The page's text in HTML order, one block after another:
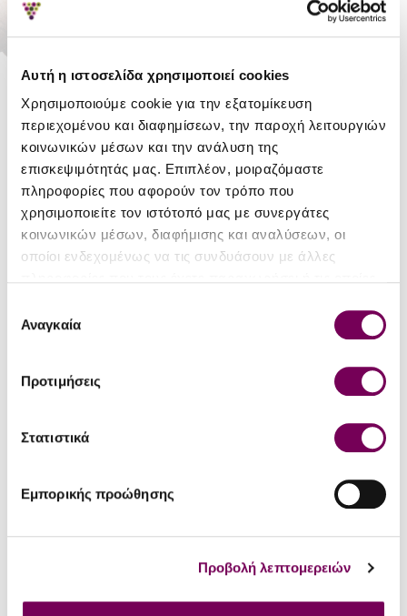
Αυτή η ιστοσελίδα χρησιμοποιεί cookies
Χρησιμοποιούμε cookie για την εξατομίκευση
περιεχομένου και διαφημίσεων, την παροχή λειτουργιών
κοινωνικών μέσων και την ανάλυση της
επισκεψιμότητάς μας. Επιπλέον, μοιραζόμαστε
πληροφορίες που αφορούν τον τρόπο που
χρησιμοποιείτε τον ιστότοπό μας με συνεργάτες
κοινωνικών μέσων, διαφήμισης και αναλύσεων, οι
οποίοι ενδεχομένως να τις συνδυάσουν με άλλες
των υπηρεσιών τους.
συγκατάθεσης
Αναγκαία
Προτιμήσεις
Στατιστικά
Εμπορικής προώθησης
Προβολή λεπτομερειών
Είδος
Ησυχος Ξηρός
Τύπος
Ποικιλιακός Οίνος
Περιοχή
Μετέωρα
Ποικιλία
Αγιωργίτικο
Cabernet Sauvignon
Εσοδεία
Αλκοολικός
τίτλος
13.5%
φιάλης (lt)
Φυσικά
Βιολογικά